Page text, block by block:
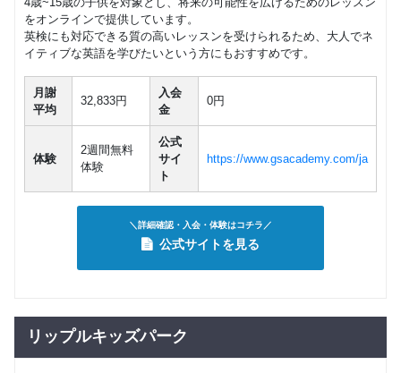
をオンラインで提供しています。
英検にも対応できる質の高いレッスンを受けられるため、大人でネ
イティブな英語を学びたいという方にもおすすめです。
月謝
平均
32,833円
入会
金
0円
体験
2週間無料
体験
公式
サイ
ト
https://www.gsacademy.com/ja
＼詳細確認・入会・体験はコチラ／
公式サイトを見る
リップルキッズパーク